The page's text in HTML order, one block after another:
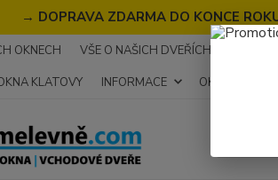
→ DOPRAVA ZDARMA DO KONCE
OKNECH VŠE O NAŠICH DVEŘÍCH
KLATOVY
INFORMACE OKNA NA